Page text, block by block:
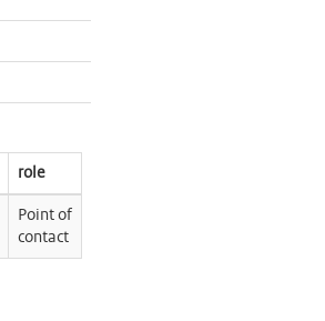
role
Point of
contact